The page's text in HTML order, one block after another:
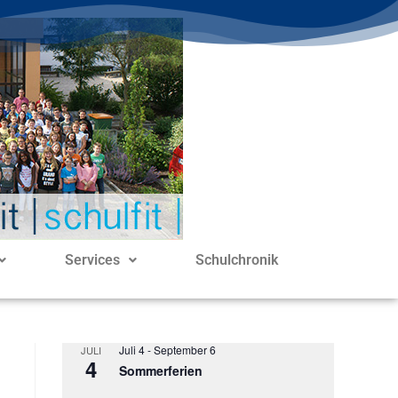
Services Schulchronik
JULI
4
Juli 4-September 6
Sommerferien